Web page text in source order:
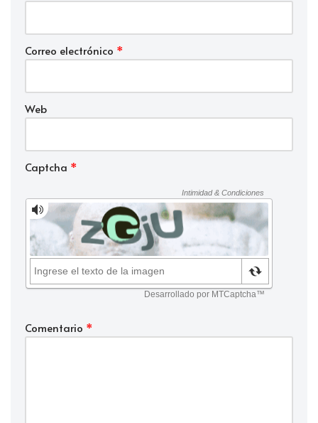
Correo electrónico *
Web
Captcha *
Comentario *